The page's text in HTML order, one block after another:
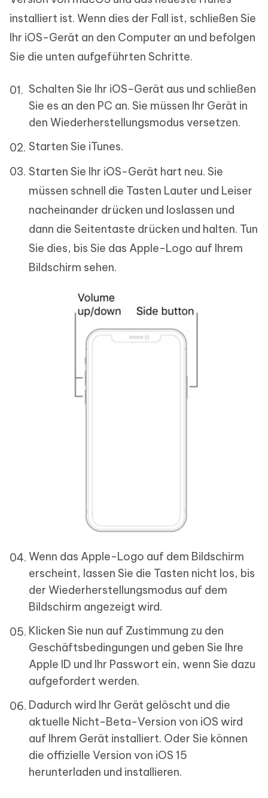
installiert ist. Wenn dies der Fall ist, schließen Sie
Ihr iOS-Gerät an den Computer an und befolgen
Sie die unten aufgeführten Schritte.
Schalten Sie Ihr iOS-Gerät aus und schließen
Sie es an den PC an. Sie müssen Ihr Gerät in
den Wiederherstellungsmodus versetzen.
Starten Sie iTunes.
Starten Sie Ihr iOS-Gerät hart neu. Sie
müssen schnell die Tasten Lauter und Leiser
nacheinander drücken und loslassen und
dann die Seitentaste drücken und halten. Tun
Sie dies, bis Sie das Apple-Logo auf Ihrem
Bildschirm sehen.
Wenn das Apple-Logo auf dem Bildschirm
erscheint, lassen Sie die Tasten nicht los, bis
der Wiederherstellungsmodus auf dem
Bildschirm angezeigt wird.
Klicken Sie nun auf Zustimmung zu den
Geschäftsbedingungen und geben Sie Ihre
Apple ID und Ihr Passwort ein, wenn Sie dazu
aufgefordert werden.
Dadurch wird Ihr Gerät gelöscht und die
aktuelle Nicht-Beta-Version von iOS wird
auf Ihrem Gerät installiert. Oder Sie können
die offizielle Version von iOS 15
herunterladen und installieren.